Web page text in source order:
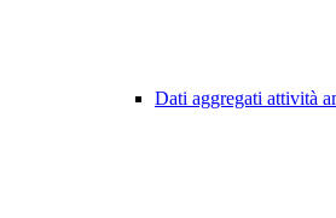
Dati aggregati attività